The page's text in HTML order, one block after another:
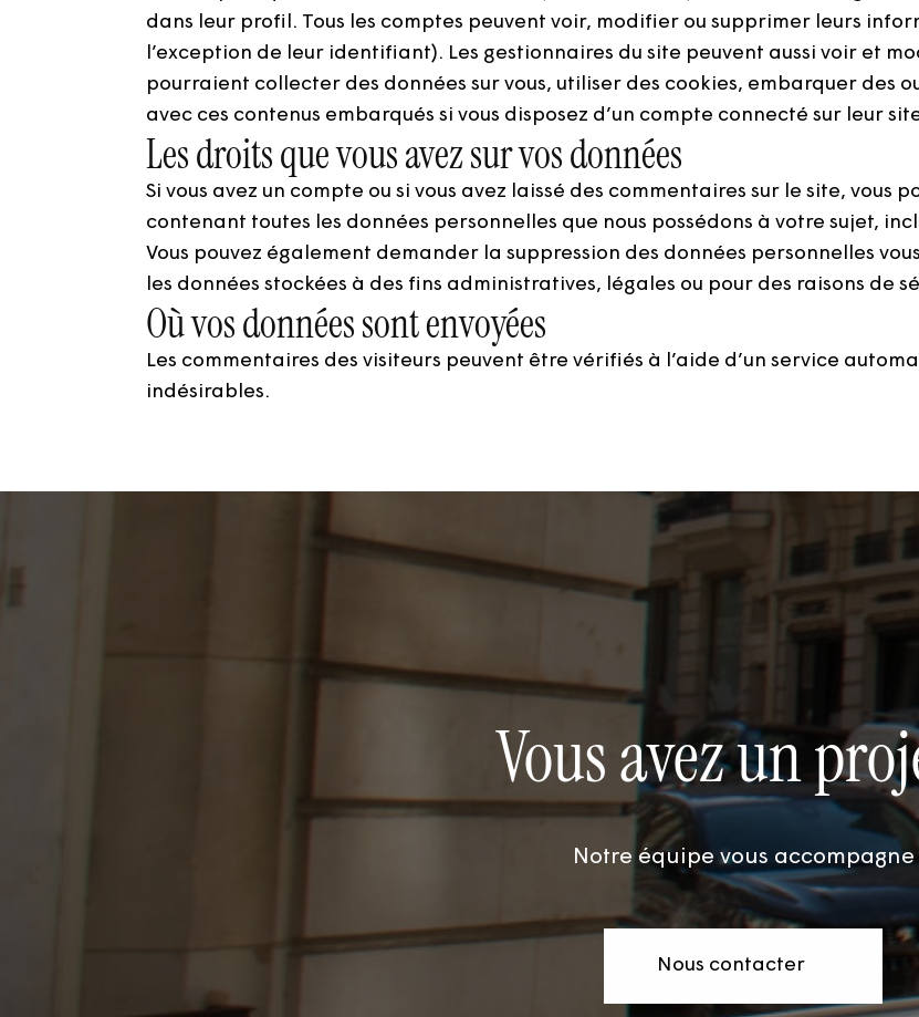
dans leur profil. Tous les comptes peuvent voir, modifier ou supprimer leurs
l’exception de leur identifiant). Les gestionnaires du site peuvent aussi voir et
pourraient collecter des données sur vous, utiliser des cookies, embarquer des
avec ces contenus embarqués si vous disposez d’un compte connecté sur leur
Les droits que vous avez sur vos données
Si vous avez un compte ou si vous avez laissé des commentaires sur le site,
contenant toutes les données personnelles que nous possédons à votre sujet,
Vous pouvez également demander la suppression des données personnelles
les données stockées à des fins administratives, légales ou pour des raisons de
Où vos données sont envoyées
Les commentaires des visiteurs peuvent être vérifiés à l’aide d’un service
indésirables.
Vous avez un
Notre équipe vous accompagne
Nous contacter